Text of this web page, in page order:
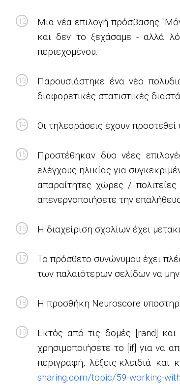
Μια νέα επιλογή πρόσβασης
και δεν το ξεχάσαμε - αλλά
περιεχομένου.
Παρουσιάστηκε ένα νέο
διαφορετικές στατιστικές
Οι τηλεοράσεις έχουν
Προστέθηκαν δύο νέες
ελέγχους ηλικίας για
απαραίτητες χώρες /
απενεργοποιήσετε την
Η διαχείριση σχολίων έχει
Το πρόσθετο συνώνυμου έχει
των παλαιότερων σελίδων να
Η προσθήκη Neuroscore
Εκτός από τις δομές [rand] και
χρησιμοποιήσετε το [if] για να
περιγραφή, λέξεις-κλειδιά
sharing.com/topic/59-working-